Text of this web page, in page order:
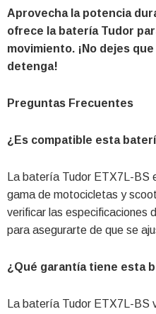
Aprovecha la potencia
ofrece la batería Tudor
movimiento. ¡No dejes
detenga!
Preguntas Frecuentes
¿Es compatible esta
La batería Tudor ETX7L-BS
gama de motocicletas y
verificar las especificaciones
para asegurarte de que se
¿Qué garantía tiene esta
La batería Tudor ETX7L-BS